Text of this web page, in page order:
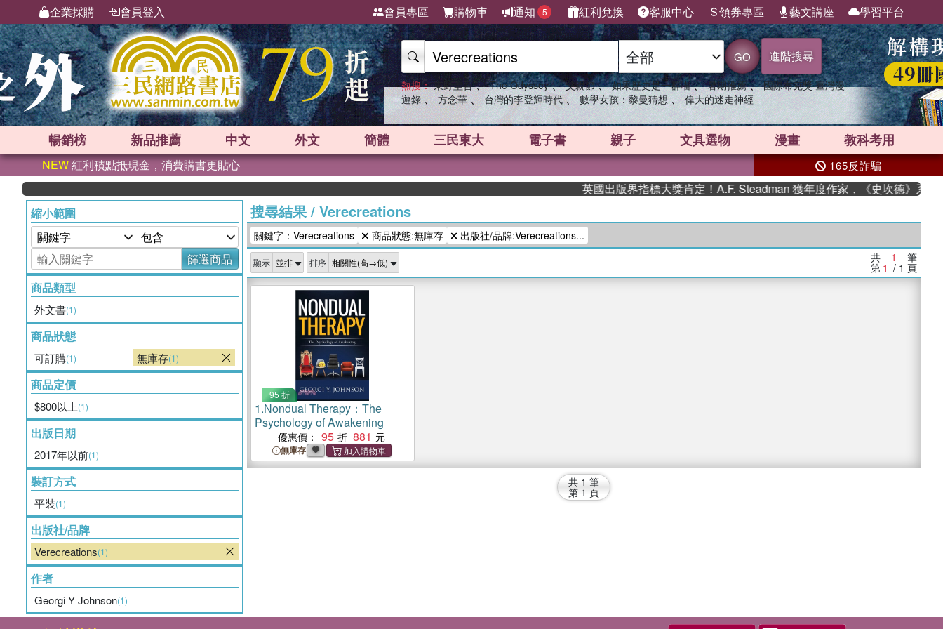
企業採購 會員登入 會員專區 購物車 通知 5 紅利兌換 客服中心 領券專區 藝文講座 學習平台
GO 進階搜尋
熱搜： 東野圭吾 、 The Odyssey 、 父親節 、 如果歷史是一群喵 、 暑期推薦 、 國際布克獎 臺灣漫
遊錄 、 方念華 、 台灣的李登輝時代 、 數學女孩：黎曼猜想 、 偉大的迷走神經
暢銷榜 新品推薦 中文 外文 簡體 三民東大 電子書 親子 文具選物 漫畫 教科考用
NEW紅利積點抵現金，消費購書更貼心 165反詐騙
英國出版界指標大獎肯定！A.F. Steadman 獲年度作家，《史坎德》系列
縮小範圍
篩選商品
商品類型
外文書(1)
商品狀態
可訂購(1) 無庫存(1)
商品定價
$800以上(1)
出版日期
2017年以前(1)
裝訂方式
平裝(1)
出版社/品牌
Verecreations(1)
作者
Georgi Y Johnson(1)
搜尋結果/ Verecreations
關鍵字：Verecreations 商品狀態:無庫存 出版社/品牌:Verecreations...
顯示 排序 共 1 筆
第 1 / 1 頁
95 折
1.Nondual Therapy：The
Psychology of Awakening
優惠價： 95 881
無庫存
共 1 筆
第 1 頁